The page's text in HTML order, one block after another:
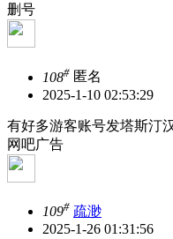
删号
108# 匿名
2025-1-10 02:53:29
有好多游客账号发塔斯汀
网吧广告
109# 疏渺
2025-1-26 01:31:56